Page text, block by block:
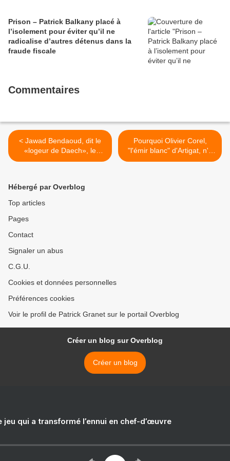
Prison – Patrick Balkany placé à
l’isolement pour éviter qu’il ne
radicalise d’autres détenus dans la
fraude fiscale
Commentaires
< Jawad Bendaoud, dit le
«logeur de Daech», le
bouffon dont la France avait
Pourquoi Olivier Corel,
"l'émir blanc" d'Artigat, n'a
jamais été condamné >
Hébergé par Overblog
Top articles
Pages
Contact
Signaler un abus
C.G.U.
Cookies et données personnelles
Préférences cookies
Voir le profil de Patrick Granet sur le portail Overblog
Créer un blog sur Overblog
Créer un blog
jeu qui a transformé l’ennui en chef-d’œuvre